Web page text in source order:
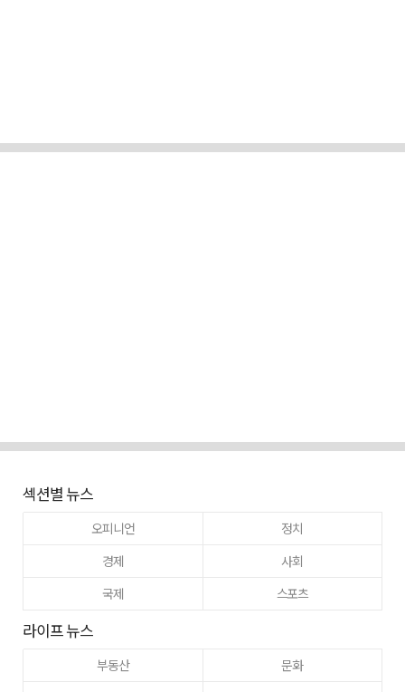
섹션별 뉴스
오피니언
정치
경제
사회
국제
스포츠
라이프 뉴스
부동산
문화